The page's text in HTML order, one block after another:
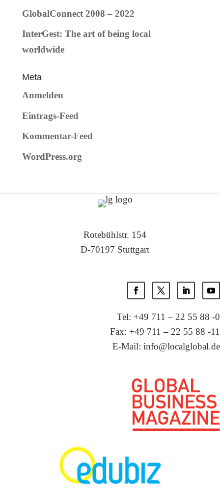
GlobalConnect 2008 – 2022
InterGest: The art of being local
worldwide
Meta
Anmelden
Eintrags-Feed
Kommentar-Feed
WordPress.org
Rotebühlstr. 154
D-70197 Stuttgart
Tel: +49 711 – 22 55 88 -0
Fax: +49 711 – 22 55 88 -11
E-Mail: info@localglobal.de